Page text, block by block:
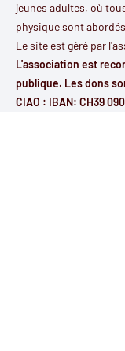
jeunes adultes, où
physique sont
Le site est géré par l'
L'association est
publique. Les dons
CIAO : IBAN: CH39